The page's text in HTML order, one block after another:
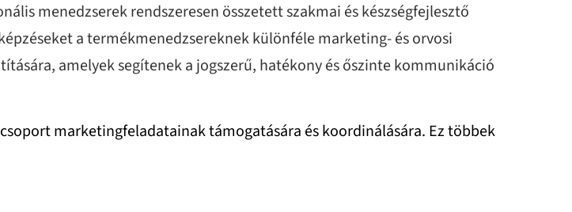
menedzserek rendszeresen összetett szakmai és készségfejlesztő
a termékmenedzsereknek különféle marketing- és orvosi
amelyek segítenek a jogszerű, hatékony és őszinte kommunikáció
marketingfeladatainak támogatására és koordinálására. Ez többek